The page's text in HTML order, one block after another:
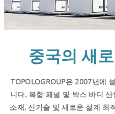
중국의 새
TOPOLOGROUP은 2007년에
니다. 복합 패널 및 박스 바디
소재, 신기술 및 새로운 설계 최